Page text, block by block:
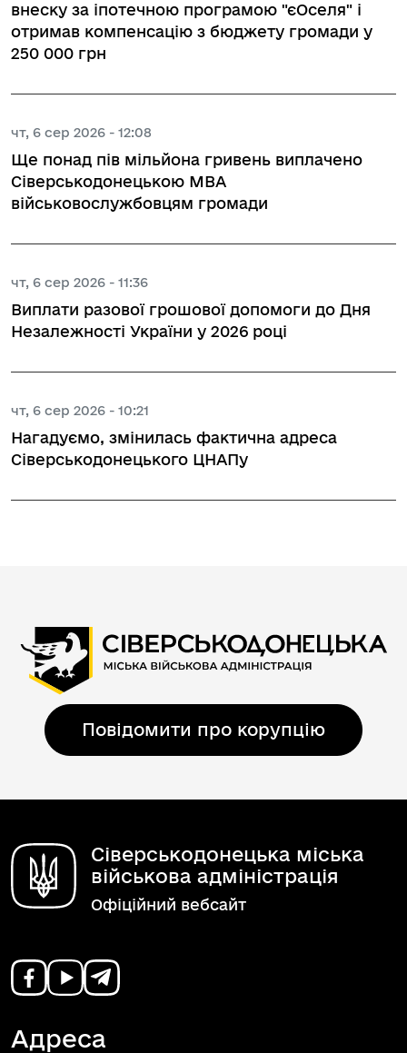
внеску за іпотечною програмою "єОселя" і
отримав компенсацію з бюджету громади у
250 000 грн
чт, 6 сер 2026 - 12:08
Ще понад пів мільйона гривень виплачено
Сіверськодонецькою МВА
військовослужбовцям громади
чт, 6 сер 2026 - 11:36
Виплати разової грошової допомоги до Дня
Незалежності України у 2026 році
чт, 6 сер 2026 - 10:21
Нагадуємо, змінилась фактична адреса
Сіверськодонецького ЦНАПу
Повідомити про корупцію
Сіверськодонецька міська
військова адміністрація
Офіційний вебсайт
Адреса